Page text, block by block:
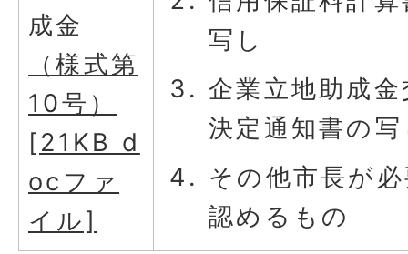
成金
（様式第
10号）
[21KB d
ocファ
イル]
写し
企業立地助成金
決定通知書の
その他市長が
認めるもの